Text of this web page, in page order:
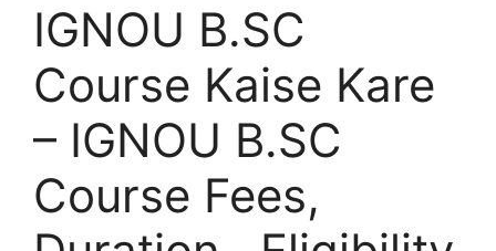
IGNOU B.SC
Course Kaise Kare
– IGNOU B.SC
Course Fees,